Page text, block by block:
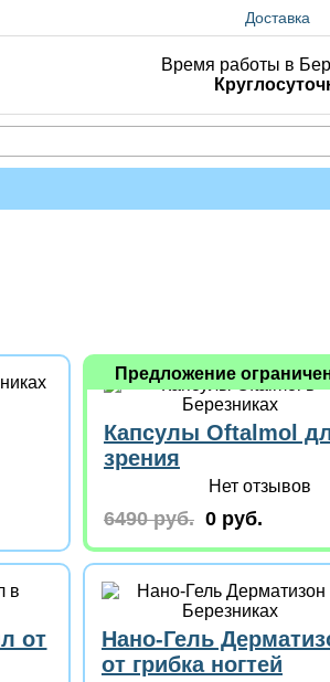
Доставка
Время работы в
Капсулы Oftalmol
зрения
Нет отзывов
6490 руб. 0 руб.
Предложение
от
Нано-Гель
от грибка ногтей